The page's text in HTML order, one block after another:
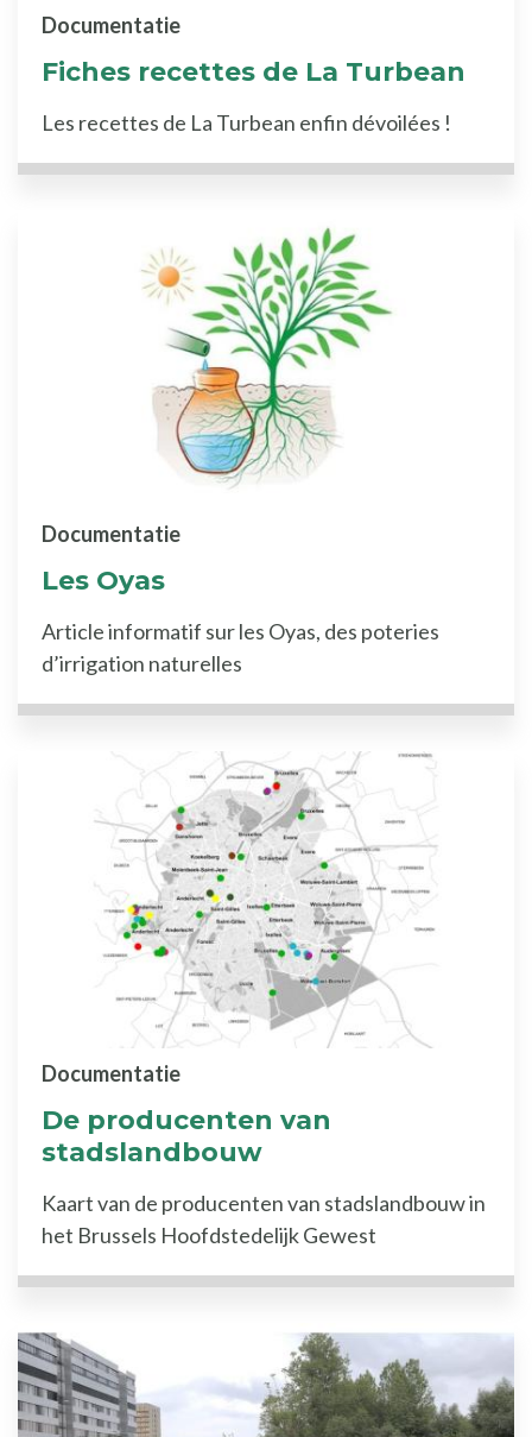
Fiches recettes de La Turbean
Documentatie
Les recettes de La Turbean enfin dévoilées !
Les Oyas
Documentatie
Article informatif sur les Oyas, des poteries
d’irrigation naturelles
De producenten van
stadslandbouw
Documentatie
Kaart van de producenten van stadslandbouw in
het Brussels Hoofdstedelijk Gewest